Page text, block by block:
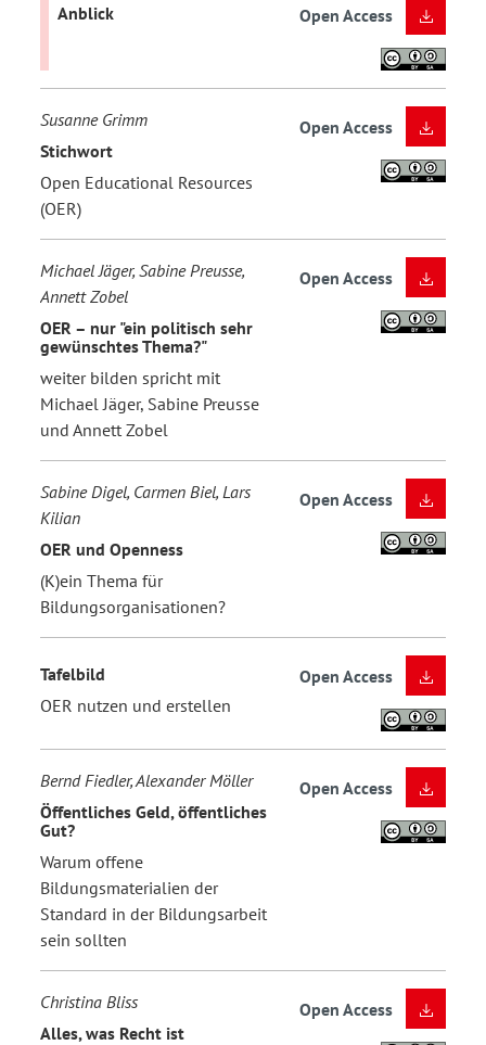
Anblick Open Access
Susanne Grimm
Stichwort
Open Educational Resources
(OER)
Open Access
Michael Jäger, Sabine Preusse,
Annett Zobel
OER – nur "ein politisch sehr
gewünschtes Thema?"
weiter bilden spricht mit
Michael Jäger, Sabine Preusse
und Annett Zobel
Open Access
Sabine Digel, Carmen Biel, Lars
Kilian
OER und Openness
(K)ein Thema für
Bildungsorganisationen?
Open Access
Tafelbild
OER nutzen und erstellen
Open Access
Bernd Fiedler, Alexander Möller
Öffentliches Geld, öffentliches
Gut?
Warum offene
Bildungsmaterialien der
Standard in der Bildungsarbeit
sein sollten
Open Access
Christina Bliss
Alles, was Recht ist
Open Access